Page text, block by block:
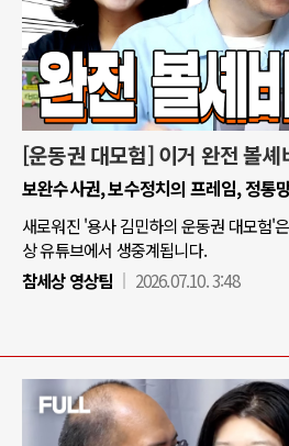
[운동권 대모험] 이거 완전 볼셰
보완수사권, 보수정치의 프레임, 정통
새로워진 '용사 김민하의 운동권 대모험'
상 유튜브에서 생중계됩니다.
참세상 영상팀
2026.07.10. 3:48